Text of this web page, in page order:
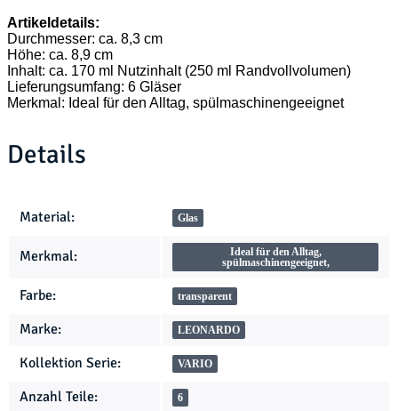
Artikeldetails:
Durchmesser: ca. 8,3 cm
Höhe: ca. 8,9 cm
Inhalt: ca. 170 ml Nutzinhalt (250 ml Randvollvolumen)
Lieferungsumfang: 6 Gläser
Merkmal: Ideal für den Alltag, spülmaschinengeeignet
Details
Produkteigenschaft
Wert
Material: Glas
Merkmal:
Ideal für den Alltag,
spülmaschinengeeignet,
Farbe: transparent
Marke: LEONARDO
Kollektion Serie: VARIO
Anzahl Teile: 6